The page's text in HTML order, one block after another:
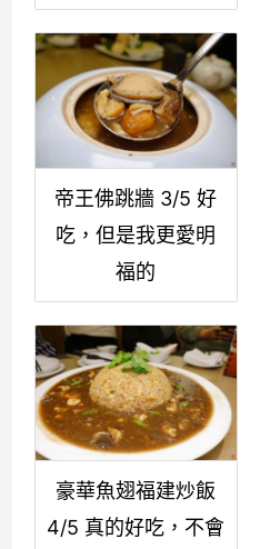
帝王佛跳牆 3/5 好
吃，但是我更愛明
福的
豪華魚翅福建炒飯
4/5 真的好吃，不會